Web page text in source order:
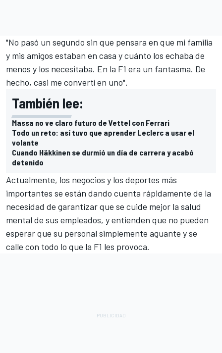
"No pasó un segundo sin que pensara en que mi familia
y mis amigos estaban en casa y cuánto los echaba de
menos y los necesitaba. En la F1 era un fantasma. De
hecho, casi me convertí en uno".
También lee:
Massa no ve claro futuro de Vettel con Ferrari
Todo un reto: así tuvo que aprender Leclerc a usar el
volante
Cuando Häkkinen se durmió un día de carrera y acabó
detenido
Actualmente, los negocios y los deportes más
importantes se están dando cuenta rápidamente de la
necesidad de garantizar que se cuide mejor la salud
mental de sus empleados, y entienden que no pueden
esperar que su personal simplemente aguante y se
calle con todo lo que la F1 les provoca.